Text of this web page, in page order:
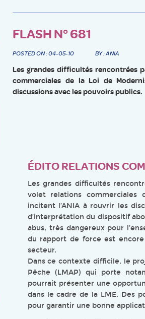
FLASH N° 681
POSTED ON : 04-05-10 BY : ANIA
Les grandes difficultés rencontrées
commerciales de la Loi de
discussions avec les pouvoirs publics.
ÉDITO RELATIONS
Les grandes difficultés
volet relations commerciales
incitent l’ANIA à rouvrir les
d’interprétation du dispositif
abus, très dangereux pour
du rapport de force est
secteur.
Dans ce contexte difficile, le
Pêche (LMAP) qui porte
pourrait présenter une
dans le cadre de la LME. Des
pour garantir une bonne